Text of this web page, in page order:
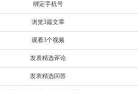
绑定手机号
浏览3篇文章
观看3个视频
发表精选评论
发表精选回答